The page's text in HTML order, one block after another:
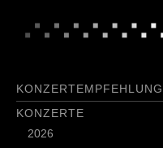
KONZERTE
2026